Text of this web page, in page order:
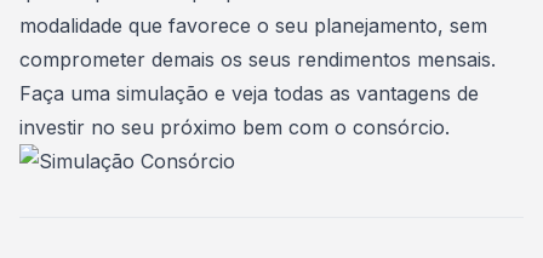
modalidade que favorece o seu planejamento, sem
comprometer demais os seus rendimentos mensais.
Faça uma simulação e veja todas as vantagens de
investir no seu próximo bem com o consórcio.